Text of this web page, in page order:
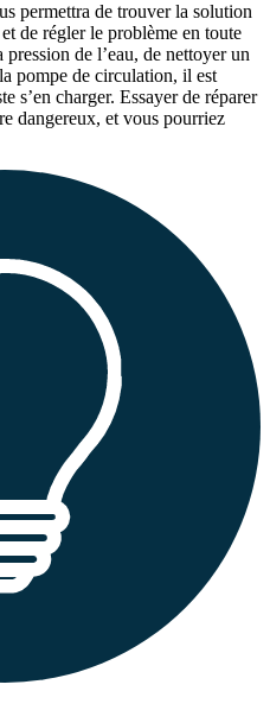
permettra de trouver la solution
de régler le problème en toute
pression de l’eau, de nettoyer un
pompe de circulation, il est
s’en charger. Essayer de réparer
dangereux, et vous pourriez